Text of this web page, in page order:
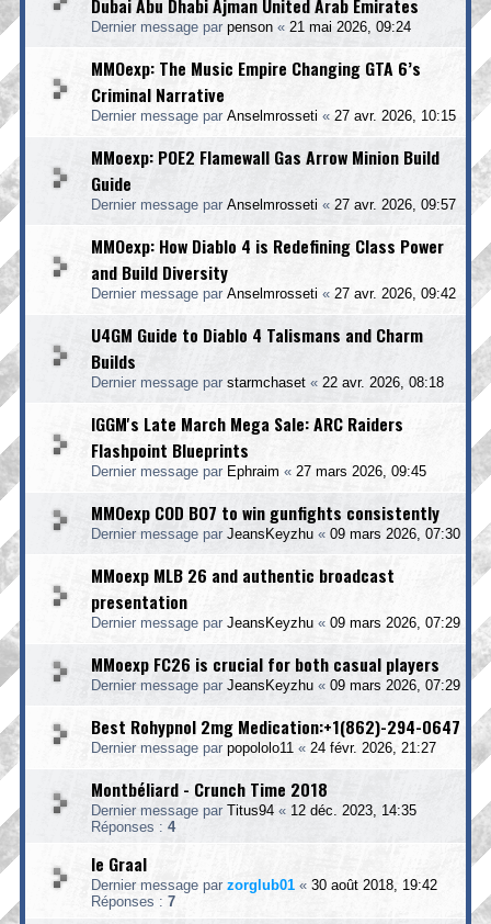
Dubai Abu Dhabi Ajman United Arab Emirates
Dernier message par penson « 21 mai 2026, 09:24
MMOexp: The Music Empire Changing GTA 6’s
Criminal Narrative
Dernier message par Anselmrosseti « 27 avr. 2026, 10:15
MMoexp: POE2 Flamewall Gas Arrow Minion Build
Guide
Dernier message par Anselmrosseti « 27 avr. 2026, 09:57
MMOexp: How Diablo 4 is Redefining Class Power
and Build Diversity
Dernier message par Anselmrosseti « 27 avr. 2026, 09:42
U4GM Guide to Diablo 4 Talismans and Charm
Builds
Dernier message par starmchaset « 22 avr. 2026, 08:18
IGGM's Late March Mega Sale: ARC Raiders
Flashpoint Blueprints
Dernier message par Ephraim « 27 mars 2026, 09:45
MMOexp COD BO7 to win gunfights consistently
Dernier message par JeansKeyzhu « 09 mars 2026, 07:30
MMoexp MLB 26 and authentic broadcast
presentation
Dernier message par JeansKeyzhu « 09 mars 2026, 07:29
MMoexp FC26 is crucial for both casual players
Dernier message par JeansKeyzhu « 09 mars 2026, 07:29
Best Rohypnol 2mg Medication:+1(862)-294-0647
Dernier message par popololo11 « 24 févr. 2026, 21:27
Montbéliard - Crunch Time 2018
Dernier message par Titus94 « 12 déc. 2023, 14:35
Réponses : 4
le Graal
Dernier message par zorglub01 « 30 août 2018, 19:42
Réponses : 7